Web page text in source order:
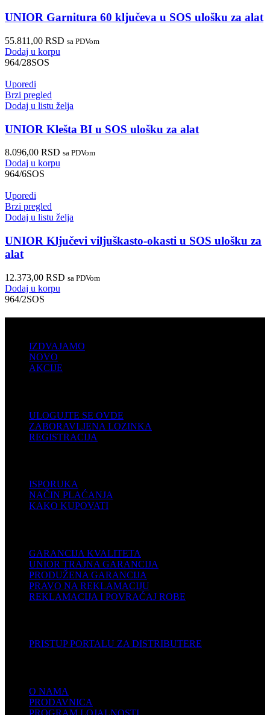
UNIOR Garnitura 60 ključeva u SOS ulošku za alat
55.811,00 RSD sa PDVom
Dodaj u korpu
964/28SOS
Uporedi
Brzi pregled
Dodaj u listu želja
UNIOR Klešta BI u SOS ulošku za alat
8.096,00 RSD sa PDVom
Dodaj u korpu
964/6SOS
Uporedi
Brzi pregled
Dodaj u listu želja
UNIOR Ključevi viljuškasto-okasti u SOS ulošku za
alat
12.373,00 RSD sa PDVom
Dodaj u korpu
964/2SOS
IZDVAJAMO
NOVO
AKCIJE
ULOGUJTE SE OVDE
ZABORAVLJENA LOZINKA
REGISTRACIJA
ISPORUKA
NAČIN PLAĆANJA
KAKO KUPOVATI
GARANCIJA KVALITETA
UNIOR TRAJNA GARANCIJA
PRODUŽENA GARANCIJA
PRAVO NA REKLAMACIJU
REKLAMACIJA I POVRAĆAJ ROBE
PRISTUP PORTALU ZA DISTRIBUTERE
O NAMA
PRODAVNICA
PROGRAM LOJALNOSTI